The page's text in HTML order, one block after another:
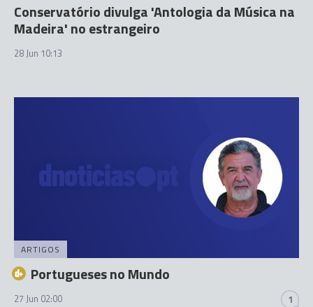
Conservatório divulga 'Antologia da Música na
Madeira' no estrangeiro
28 Jun 10:13
ARTIGOS
Portugueses no Mundo
27 Jun 02:00 1